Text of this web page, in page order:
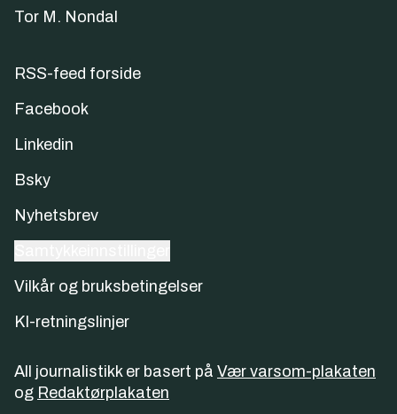
Tor M. Nondal
RSS-feed forside
Facebook
Linkedin
Bsky
Nyhetsbrev
Vilkår og bruksbetingelser
KI-retningslinjer
All journalistikk er basert på Vær varsom-plakaten
og Redaktørplakaten